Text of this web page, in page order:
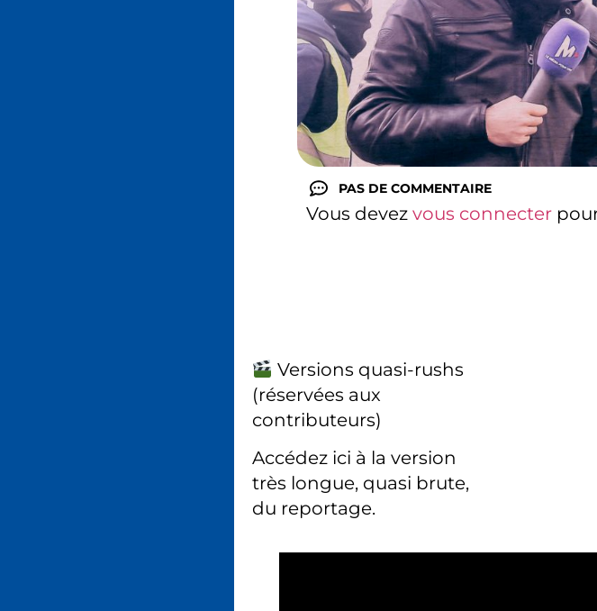
PAS DE COMMENTAIRE
Vous devez vous connecter
Versions quasi-rushs
(réservées aux
contributeurs)
Accédez ici à la version
très longue, quasi brute,
du reportage.